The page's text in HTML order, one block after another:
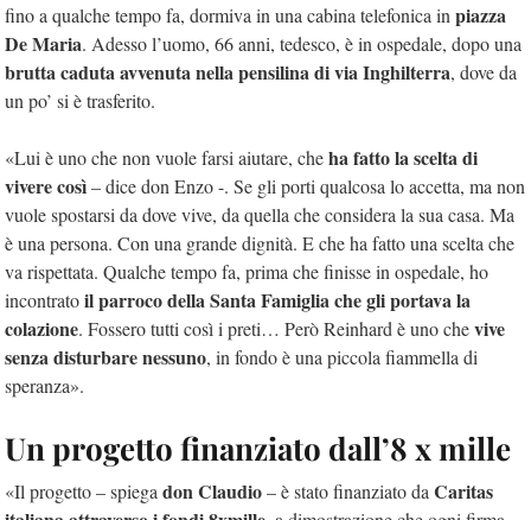
fino a qualche tempo fa, dormiva in una cabina telefonica inpiazza
De Maria. Adesso l’uomo, 66 anni, tedesco, è in ospedale, dopo una
brutta caduta avvenuta nella pensilina di via Inghilterra, dove da
un po’ si è trasferito.
«Lui è uno che non vuole farsi aiutare, cheha fatto la scelta di
vivere così– dice don Enzo -. Se gli porti qualcosa lo accetta, ma non
vuole spostarsi da dove vive, da quella che considera la sua casa. Ma
è una persona. Con una grande dignità. E che ha fatto una scelta che
va rispettata. Qualche tempo fa, prima che finisse in ospedale, ho
incontratoil parroco della Santa Famiglia che gli portava la
colazione. Fossero tutti così i preti… Però Reinhard è uno chevive
senza disturbare nessuno, in fondo è una piccola fiammella di
speranza».
Un progetto finanziato dall’8 x mille
«Il progetto – spiegadon Claudio– è stato finanziato daCaritas